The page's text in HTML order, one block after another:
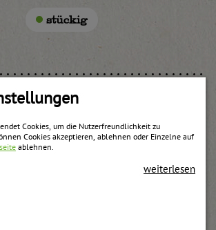
Cookies, um die Nutzerfreundlichkeit zu
Cookies akzeptieren, ablehnen oder Einzelne auf
ablehnen.
weiterlesen
stückig
Produkte